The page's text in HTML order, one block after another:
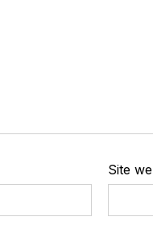
Site